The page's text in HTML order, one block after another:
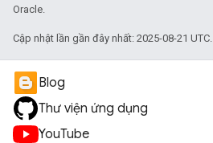
Oracle.
Cập nhật lần gần đây nhất: 2025-08-21 UTC.
Blog
Thư viện ứng dụng
YouTube